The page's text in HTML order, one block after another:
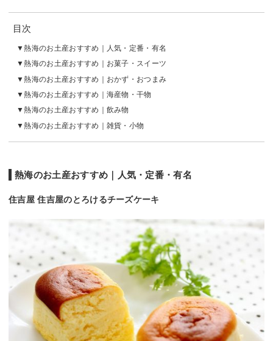
目次
熱海のお土産おすすめ｜人気・定番・有名
熱海のお土産おすすめ｜お菓子・スイーツ
熱海のお土産おすすめ｜おかず・おつまみ
熱海のお土産おすすめ｜海産物・干物
熱海のお土産おすすめ｜飲み物
熱海のお土産おすすめ｜雑貨・小物
熱海のお土産おすすめ｜人気・定番・有名
住吉屋 住吉屋のとろけるチーズケーキ